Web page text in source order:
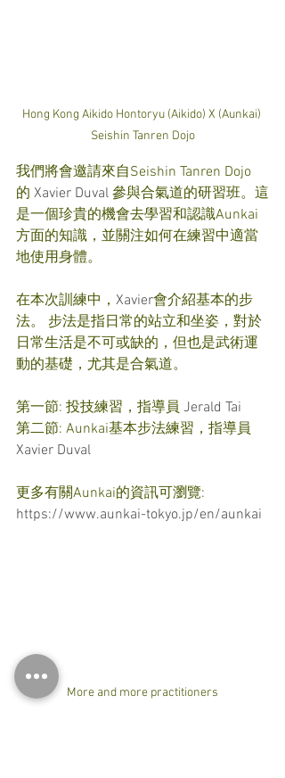
Hong Kong Aikido Hontoryu (Aikido) X (Aunkai)
Seishin Tanren Dojo
我們將會邀請來自Seishin Tanren Dojo
的 Xavier Duval 參與合氣道的研習班。這
是一個珍貴的機會去學習和認識Aunkai
方面的知識，並關注如何在練習中適當
地使用身體。
在本次訓練中， Xavier會介紹基本的步
法。 步法是指日常的站立和坐姿，對於
日常生活是不可或缺的，但也是武術運
動的基礎，尤其是合氣道。
第一節: 投技練習，指導員 Jerald Tai
第二節: Aunkai基本步法練習，指導員
Xavier Duval
更多有關Aunkai的資訊可瀏覽:
https://www.aunkai-tokyo.jp/en/aunkai
More and more practitioners